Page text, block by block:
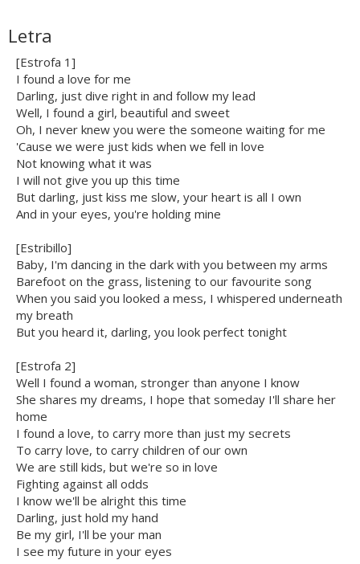
Letra
[Estrofa 1]
I found a love for me
Darling, just dive right in and follow my lead
Well, I found a girl, beautiful and sweet
Oh, I never knew you were the someone waiting for me
'Cause we were just kids when we fell in love
Not knowing what it was
I will not give you up this time
But darling, just kiss me slow, your heart is all I own
And in your eyes, you're holding mine
[Estribillo]
Baby, I'm dancing in the dark with you between my arms
Barefoot on the grass, listening to our favourite song
When you said you looked a mess, I whispered underneath
my breath
But you heard it, darling, you look perfect tonight
[Estrofa 2]
Well I found a woman, stronger than anyone I know
She shares my dreams, I hope that someday I'll share her
home
I found a love, to carry more than just my secrets
To carry love, to carry children of our own
We are still kids, but we're so in love
Fighting against all odds
I know we'll be alright this time
Darling, just hold my hand
Be my girl, I'll be your man
I see my future in your eyes